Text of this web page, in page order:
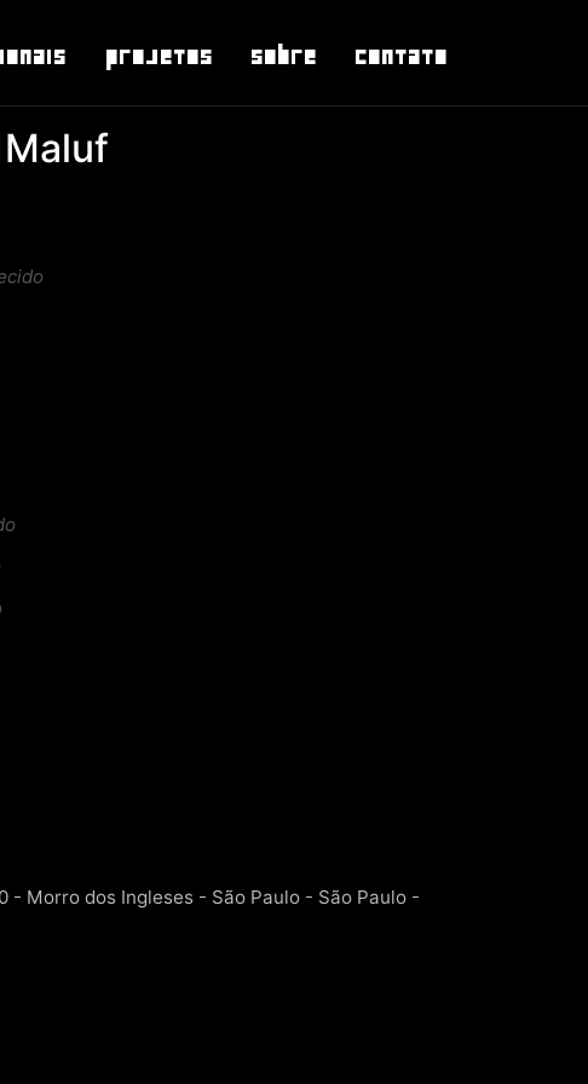
Projetos Sobre Contato
- Morro dos Ingleses - São Paulo - São Paulo -